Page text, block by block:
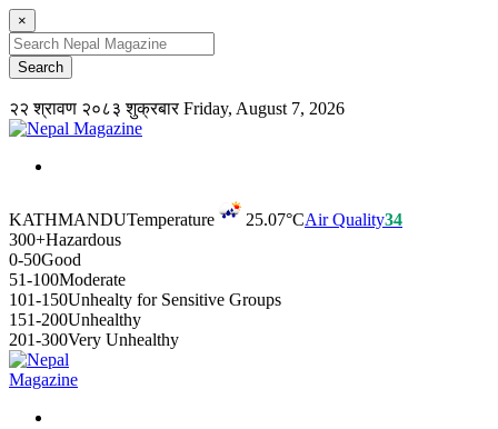
×
२२ श्रावण २०८३ शुक्रबारFriday, August 7, 2026
KATHMANDUTemperature 25.07°CAir Quality34
300+Hazardous
0-50Good
51-100Moderate
101-150Unhealty for Sensitive Groups
151-200Unhealthy
201-300Very Unhealthy